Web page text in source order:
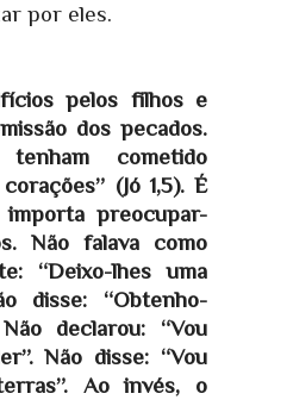
por eles.
pelos filhos e
dos pecados.
cometido
(Jó 1,5). É
preocupar-
Não falava como
“Deixo-lhes uma
disse: “Obtenho-
declarou: “Vou
Não disse: “Vou
Ao invés, o